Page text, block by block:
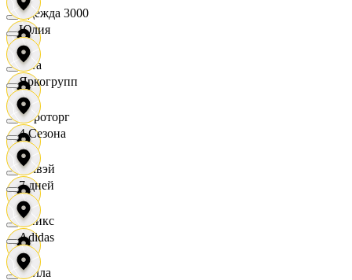
Одежда 3000
Zara
Агроторг
Амвэй
Аникс
Билла
Юлия
Яркогрупп
4 Сезона
7 дней
Adidas